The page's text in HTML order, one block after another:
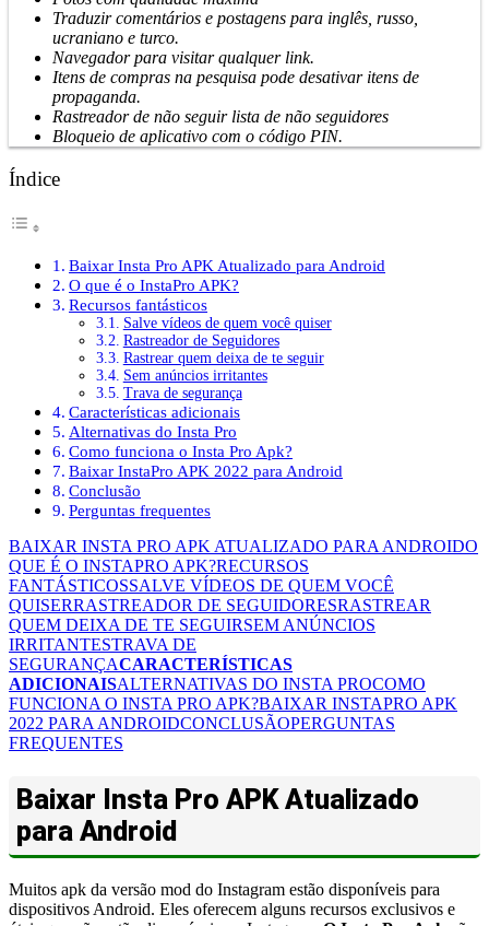
Traduzir comentários e postagens para inglês, russo,
ucraniano e turco.
Navegador para visitar qualquer link.
Itens de compras na pesquisa pode desativar itens de
propaganda.
Rastreador de não seguir lista de não seguidores
Bloqueio de aplicativo com o código PIN.
Índice
Baixar Insta Pro APK Atualizado para Android
O que é o InstaPro APK?
Recursos fantásticos
Salve vídeos de quem você quiser
Rastreador de Seguidores
Rastrear quem deixa de te seguir
Sem anúncios irritantes
Trava de segurança
Características adicionais
Alternativas do Insta Pro
Como funciona o Insta Pro Apk?
Baixar InstaPro APK 2022 para Android
Conclusão
Perguntas frequentes
BAIXAR INSTA PRO APK ATUALIZADO PARA ANDROIDO
QUE É O INSTAPRO APK?RECURSOS
FANTÁSTICOSSALVE VÍDEOS DE QUEM VOCÊ
QUISERRASTREADOR DE SEGUIDORESRASTREAR
QUEM DEIXA DE TE SEGUIRSEM ANÚNCIOS
IRRITANTESTRAVA DE
SEGURANÇACARACTERÍSTICAS
ADICIONAISALTERNATIVAS DO INSTA PROCOMO
FUNCIONA O INSTA PRO APK?BAIXAR INSTAPRO APK
2022 PARA ANDROIDCONCLUSÃOPERGUNTAS
FREQUENTES
Baixar Insta Pro APK Atualizado
para Android
Muitos apk da versão mod do Instagram estão disponíveis para
dispositivos Android. Eles oferecem alguns recursos exclusivos e